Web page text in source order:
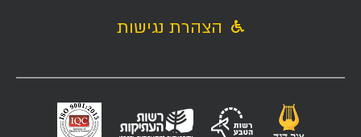
הצהרת נגישות